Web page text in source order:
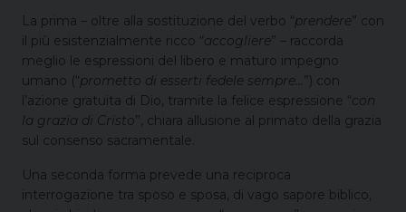
La prima – oltre alla sostituzione del verbo “prendere ” con
il più esistenzialmente ricco “accogliere ” – raccorda
meglio le espressioni del libero e maturo impegno
umano (“prometto di esserti fedele sempre…
”) con
l’azione gratuita di Dio, tramite la felice espressione “con
la grazia di Cristo ”, chiara allusione al primato della grazia
sul consenso sacramentale.
Una seconda forma prevede una reciproca
interrogazione tra sposo e sposa, di vago sapore biblico,